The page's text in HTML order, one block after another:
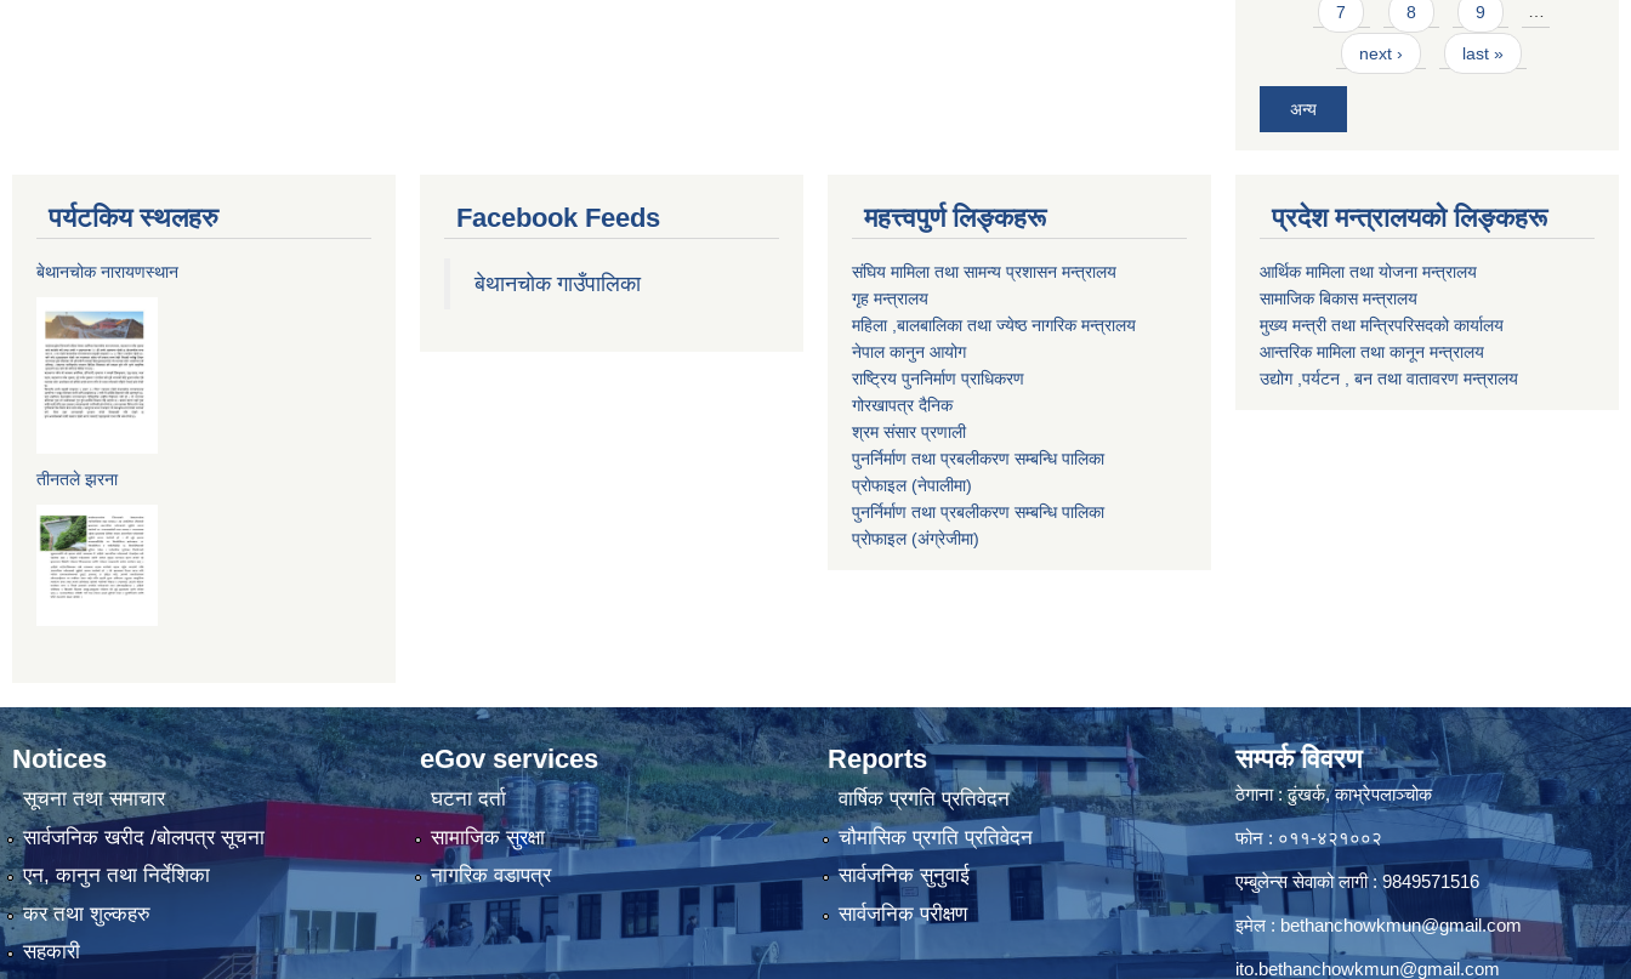
7 8 9 …
next › last »
अन्य
पर्यटकिय स्थलहरु
बेथानचोक नारायणस्थान
तीनतले झरना
Facebook Feeds
बेथानचोक गाउँपालिका
महत्त्वपुर्ण लिङ्कहरू
संघिय मामिला तथा सामन्य प्रशासन मन्त्रालय
गृह मन्त्रालय
महिला ,बालबालिका तथा ज्येष्ठ नागरिक मन्त्रालय
नेपाल कानुन आयोग
राष्ट्रिय पुननिर्माण प्राधिकरण
गोरखापत्र दैनिक
श्रम संसार प्रणाली
पुनर्निर्माण तथा प्रबलीकरण सम्बन्धि पालिका
प्राेफाइल (नेपालीमा)
पुनर्निर्माण तथा प्रबलीकरण सम्बन्धि पालिका
प्राेफाइल(अंग्रेजीमा)
प्रदेश मन्त्रालयको लिङ्कहरू
आर्थिक मामिला तथा योजना मन्त्रालय
सामाजिक बिकास मन्त्रालय
मुख्य मन्त्री तथा मन्त्रिपरिसदको कार्यालय
आन्तरिक मामिला तथा कानून मन्त्रालय
उद्योग ,पर्यटन , बन तथा वातावरण मन्त्रालय
Notices
सूचना तथा समाचार
सार्वजनिक खरीद /बोलपत्र सूचना
एन, कानुन तथा निर्देशिका
कर तथा शुल्कहरु
सहकारी
eGov services
घटना दर्ता
सामाजिक सुरक्षा
नागरिक वडापत्र
Reports
वार्षिक प्रगति प्रतिवेदन
चौमासिक प्रगति प्रतिवेदन
सार्वजनिक सुनुवाई
सार्वजनिक परीक्षण
सम्पर्क विवरण
ठेगाना : ढुंखर्क, काभ्रेपलाञ्चोक
फोन : ०११-४२१००२
एम्बुलेन्स सेवाको लागी : 9849571516
इमेल : bethanchowkmun@gmail.com
ito.bethanchowkmun@gmail.com